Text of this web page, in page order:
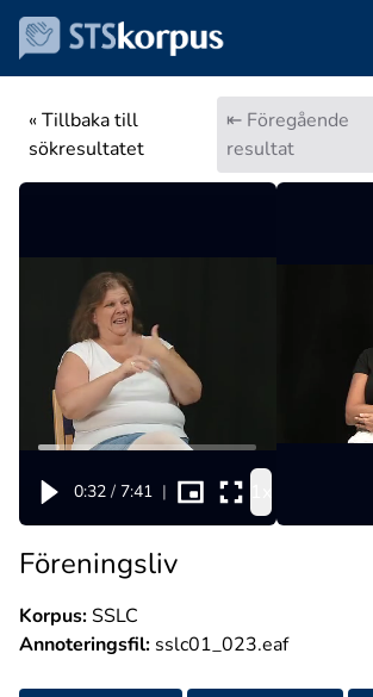
« Tillbaka till
sökresultatet
⇤ Föregående
resultat
0:32 / 7:41 |
Föreningsliv
Korpus:SSLC
Annoteringsfil: sslc01_023.eaf